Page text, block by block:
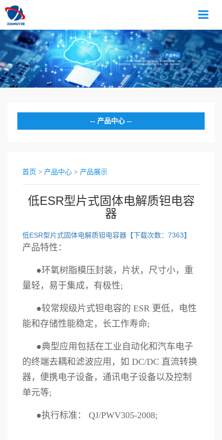
产品中心
产品展示
首页 > 产品中心 > 产品展示
低ESR型片式固体电解质钽电容
器
低ESR型片式固体电解质钽电容器【下载次数：7363】
产品特性：
●环氧树脂模压封装，片状，尺寸小，重
量轻，易于集成，有极性;
●较常规级片式钽电容的 ESR 更低，电性
能和存储性能稳定，长工作寿命;
●典型应用包括在工业自动化和汽车电子
的终端去耦和滤波应用，如 DC/DC 直流转换
器，便携电子设备，通讯电子设备以及控制
单元等;
●执行标准： QJ/PWV305-2008;